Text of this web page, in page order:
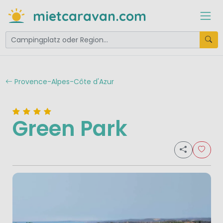
mietcaravan.com
Provence-Alpes-Côte d'Azur
Green Park